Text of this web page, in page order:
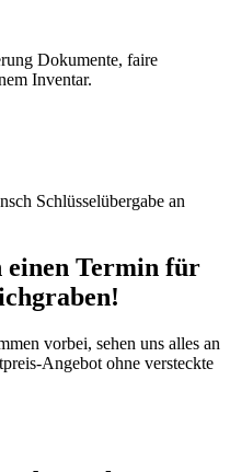
Dokumente, faire
Inventar.
Schlüsselübergabe an
einen Termin für
!
vorbei, sehen uns alles an
Angebot ohne versteckte